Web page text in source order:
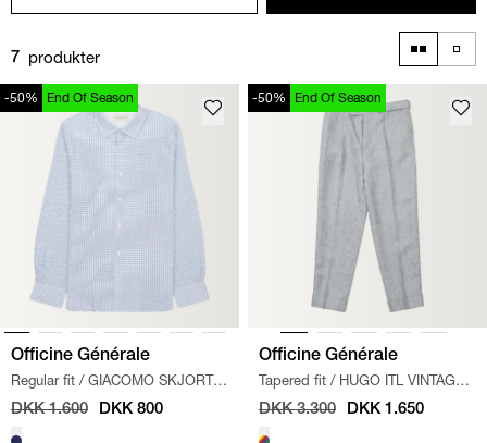
7 produkter
-50% End Of Season
Officine Générale
Regular fit / GIACOMO SKJORTE
/ HVID/BLÅ
DKK 1.600 DKK 800
-50% End Of Season
Officine Générale
Tapered fit / HUGO ITL VINTAGE
HABITBUKSER / SORT/HVID
DKK 3.300 DKK 1.650